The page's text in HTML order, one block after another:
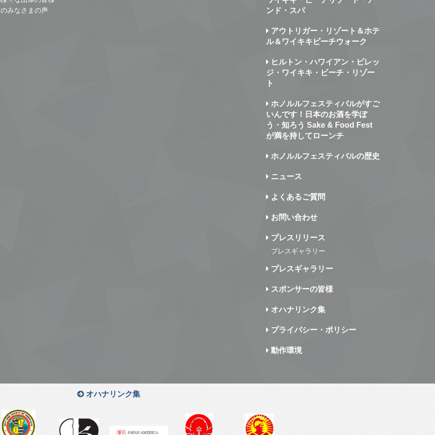
みなさまの声
ンド・スパ
アウトリガー・リゾート＆ホテ
ル＆ワイキキビーチウォーク
ヒルトン・ハワイアン・ビレッ
ジ・ワイキキ・ビーチ・リゾー
ト
ホノルルフェスティバルがすご
いんです！日本のお酒を学ぼ
う・知ろう Sake & Food Fest
が満を持してローンチ
ホノルルフェスティバルの歴史
ニュース
よくあるご質問
お問い合わせ
プレスリリース
プレスギャラリー
プレスギャラリー
スポンサーの皆様
オハナリンク集
プライバシー・ポリシー
動作環境
オハナリンク集